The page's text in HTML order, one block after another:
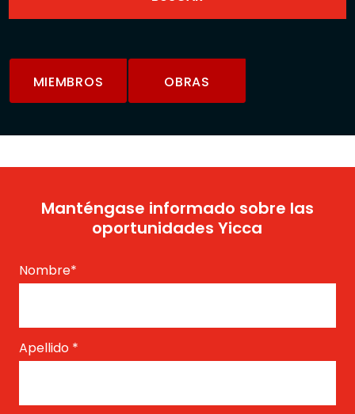
MIEMBROS OBRAS
Manténgase informado sobre las
oportunidades Yicca
Nombre*
Apellido *